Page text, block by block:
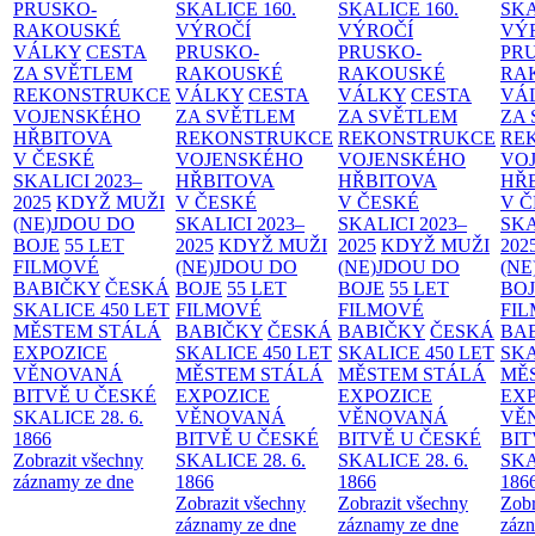
PRUSKO-
RAKOUSKÉ
VÁLKY CESTA
ZA SVĚTLEM
REKONSTRUKCE
VOJENSKÉHO
HŘBITOVA
V ČESKÉ
SKALICI 2023–
2025 KDYŽ MUŽI
(NE)JDOU DO
BOJE 55 LET
FILMOVÉ
BABIČKY ČESKÁ
SKALICE 450 LET
MĚSTEM STÁLÁ
EXPOZICE
VĚNOVANÁ
BITVĚ U ČESKÉ
SKALICE 28. 6.
1866
Zobrazit všechny
záznamy ze dne
SKALICE 160.
VÝROČÍ
PRUSKO-
RAKOUSKÉ
VÁLKY CESTA
ZA SVĚTLEM
REKONSTRUKCE
VOJENSKÉHO
HŘBITOVA
V ČESKÉ
SKALICI 2023–
2025 KDYŽ MUŽI
(NE)JDOU DO
BOJE 55 LET
FILMOVÉ
BABIČKY ČESKÁ
SKALICE 450 LET
MĚSTEM STÁLÁ
EXPOZICE
VĚNOVANÁ
BITVĚ U ČESKÉ
SKALICE 28. 6.
1866
Zobrazit všechny
záznamy ze dne
SKALICE 160.
VÝROČÍ
PRUSKO-
RAKOUSKÉ
VÁLKY CESTA
ZA SVĚTLEM
REKONSTRUKCE
VOJENSKÉHO
HŘBITOVA
V ČESKÉ
SKALICI 2023–
2025 KDYŽ MUŽI
(NE)JDOU DO
BOJE 55 LET
FILMOVÉ
BABIČKY ČESKÁ
SKALICE 450 LET
MĚSTEM STÁLÁ
EXPOZICE
VĚNOVANÁ
BITVĚ U ČESKÉ
SKALICE 28. 6.
1866
Zobrazit všechny
záznamy ze dne
ZA
V